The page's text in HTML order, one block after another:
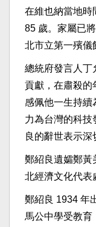
在維也納當地時
85 歲。家屬已
北市立第一殯儀
總統府發言人丁
貢獻，在肅殺的
感佩他一生持續
力為台灣的科技
良的辭世表示深
鄭紹良遺孀鄭黃
北經濟文化代表
鄭紹良 1934 年
馬公中學受教育